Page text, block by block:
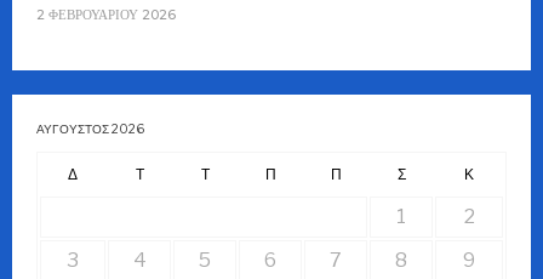
2 ΦΕΒΡΟΥΑΡΊΟΥ 2026
ΑΎΓΟΥΣΤΟΣ 2026
Δ Τ Τ Π Π Σ Κ
1
2
3
4 5 6 7 8
9